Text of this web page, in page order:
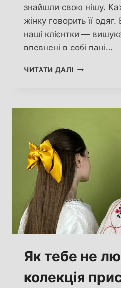
знайшли свою нішу.
жінку говорить її
наші клієнтки —
впевнені в собі пані…
ЧИТАТИ ДАЛІ ПОКАЗ
ОДЯГУ
Як тебе не
колекція